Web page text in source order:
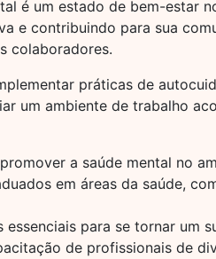
é um estado de bem-estar
e contribuindo para sua
colaboradores.
práticas de
um ambiente de trabalho
a saúde mental no
em áreas da saúde,
essenciais para se tornar um
de profissionais de